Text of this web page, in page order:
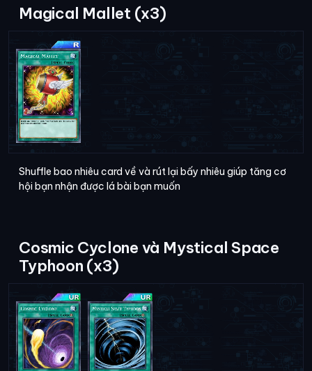
Magical Mallet (x3)
Shuffle bao nhiêu card về và rút lại bấy nhiêu giúp tăng cơ
hội bạn nhận được lá bài bạn muốn
Cosmic Cyclone và Mystical Space
Typhoon (x3)